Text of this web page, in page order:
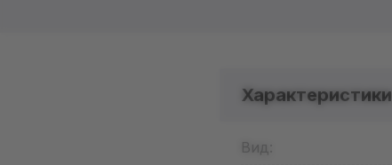
Характеристики
Вид: